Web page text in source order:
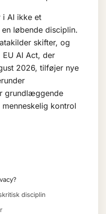
i AI ikke et
løbende disciplin.
skifter, og
AI Act, der
2026, tilføjer nye
grundlæggende
kontrol
disciplin